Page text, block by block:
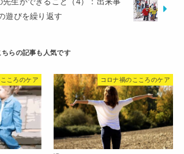
遊びを繰り返す
ころのケア コロナ禍のこころのケア